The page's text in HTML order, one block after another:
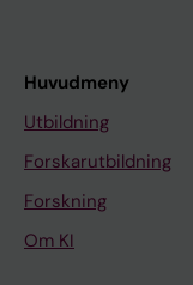
Huvudmeny
Utbildning
Forskarutbildning
Forskning
Om KI